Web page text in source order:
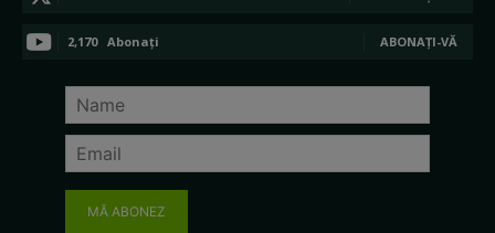
2,170 Abonați ABONAȚI-VĂ
MĂ ABONEZ